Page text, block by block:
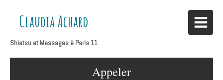
Claudia Achard
Shiatsu et Massages à Paris 11
Appeler